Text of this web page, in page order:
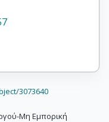
3073640
Μη Εμπορική